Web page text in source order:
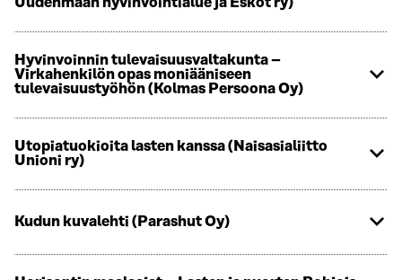
Hyvinvoinnin tulevaisuusvaltakunta –
Virkahenkilön opas moniääniseen
tulevaisuustyöhön (Kolmas Persoona Oy)
Utopiatuokioita lasten kanssa (Naisasialiitto
Unioni ry)
Kudun kuvalehti (Parashut Oy)